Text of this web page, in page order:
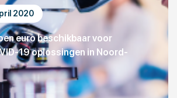
2020
euro beschikbaar voor
19 oplossingen in Noord-